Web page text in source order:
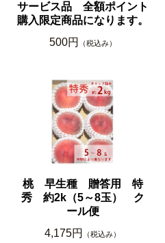
サービス品 全額ポイント
購入限定商品になります。
500円
（税込み）
桃 早生種 贈答用 特
秀 約2k（5～8玉） ク
ール便
4,175円
（税込み）